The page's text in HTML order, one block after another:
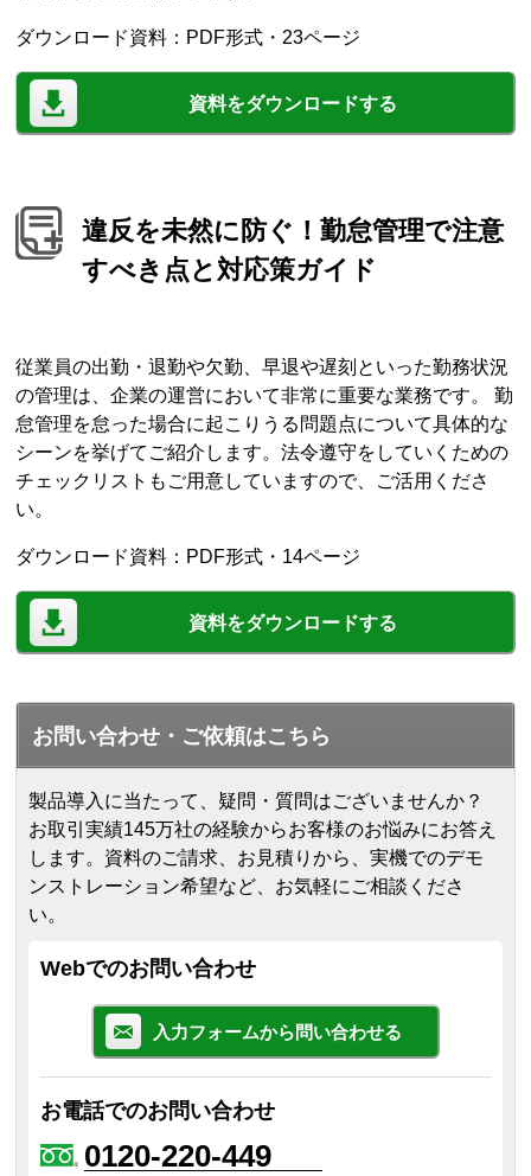
ダウンロード資料：PDF形式・23ページ
資料をダウンロードする
違反を未然に防ぐ！勤怠管理で注意
すべき点と対応策ガイド
従業員の出勤・退勤や欠勤、早退や遅刻といった勤務状況
の管理は、企業の運営において非常に重要な業務です。 勤
怠管理を怠った場合に起こりうる問題点について具体的な
シーンを挙げてご紹介します。法令遵守をしていくための
チェックリストもご用意していますので、ご活用くださ
い。
ダウンロード資料：PDF形式・14ページ
資料をダウンロードする
お問い合わせ・ご依頼はこちら
製品導入に当たって、疑問・質問はございませんか？
お取引実績145万社の経験からお客様のお悩みにお答え
します。 資料のご請求、お見積りから、実機でのデモ
ンストレーション希望など、お気軽にご相談くださ
い。
Webでのお問い合わせ
入力フォームから問い合わせる
お電話でのお問い合わせ
0120-220-449